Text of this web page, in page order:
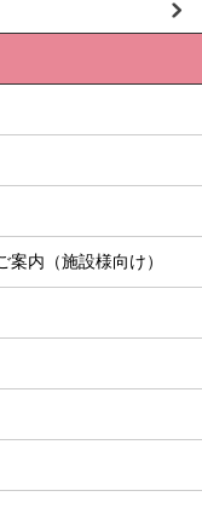
案内（施設様向け）